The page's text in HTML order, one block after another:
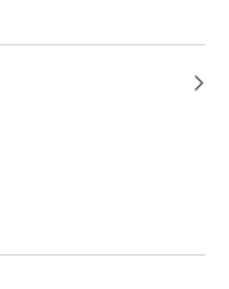
Hij is de auteur